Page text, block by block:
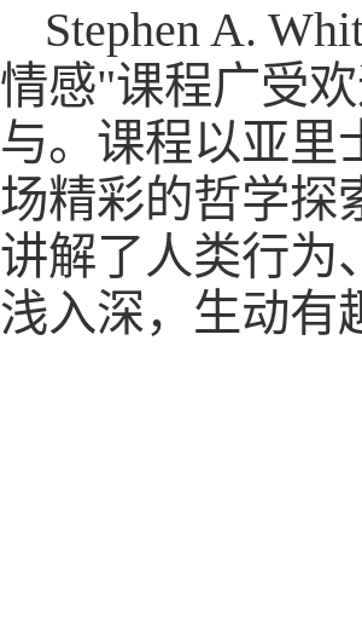
Stephen A.
情感"课程广受
与。课程以亚里
场精彩的哲学探
讲解了人类行为
浅入深，生动有